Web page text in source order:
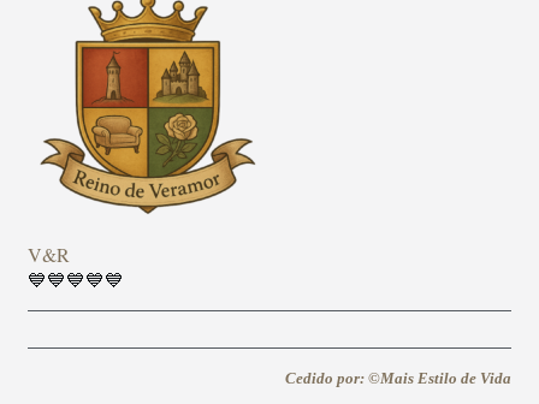
V&R
💙💙💙💙💙
Cedido por: ©Mais Estilo de Vida